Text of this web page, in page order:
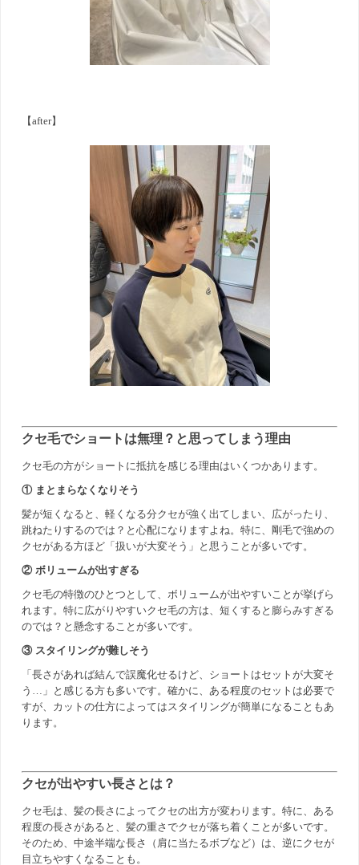
【after】
クセ毛でショートは無理？と思ってしまう理由
クセ毛の方がショートに抵抗を感じる理由はいくつかあります。
① まとまらなくなりそう
髪が短くなると、軽くなる分クセが強く出てしまい、広がったり、
跳ねたりするのでは？と心配になりますよね。特に、剛毛で強めの
クセがある方ほど「扱いが大変そう」と思うことが多いです。
② ボリュームが出すぎる
クセ毛の特徴のひとつとして、ボリュームが出やすいことが挙げら
れます。特に広がりやすいクセ毛の方は、短くすると膨らみすぎる
のでは？と懸念することが多いです。
③ スタイリングが難しそう
「長さがあれば結んで誤魔化せるけど、ショートはセットが大変そ
う…」と感じる方も多いです。確かに、ある程度のセットは必要で
すが、カットの仕方によってはスタイリングが簡単になることもあ
ります。
クセが出やすい長さとは？
クセ毛は、髪の長さによってクセの出方が変わります。特に、ある
程度の長さがあると、髪の重さでクセが落ち着くことが多いです。
そのため、中途半端な長さ（肩に当たるボブなど）は、逆にクセが
目立ちやすくなることも。